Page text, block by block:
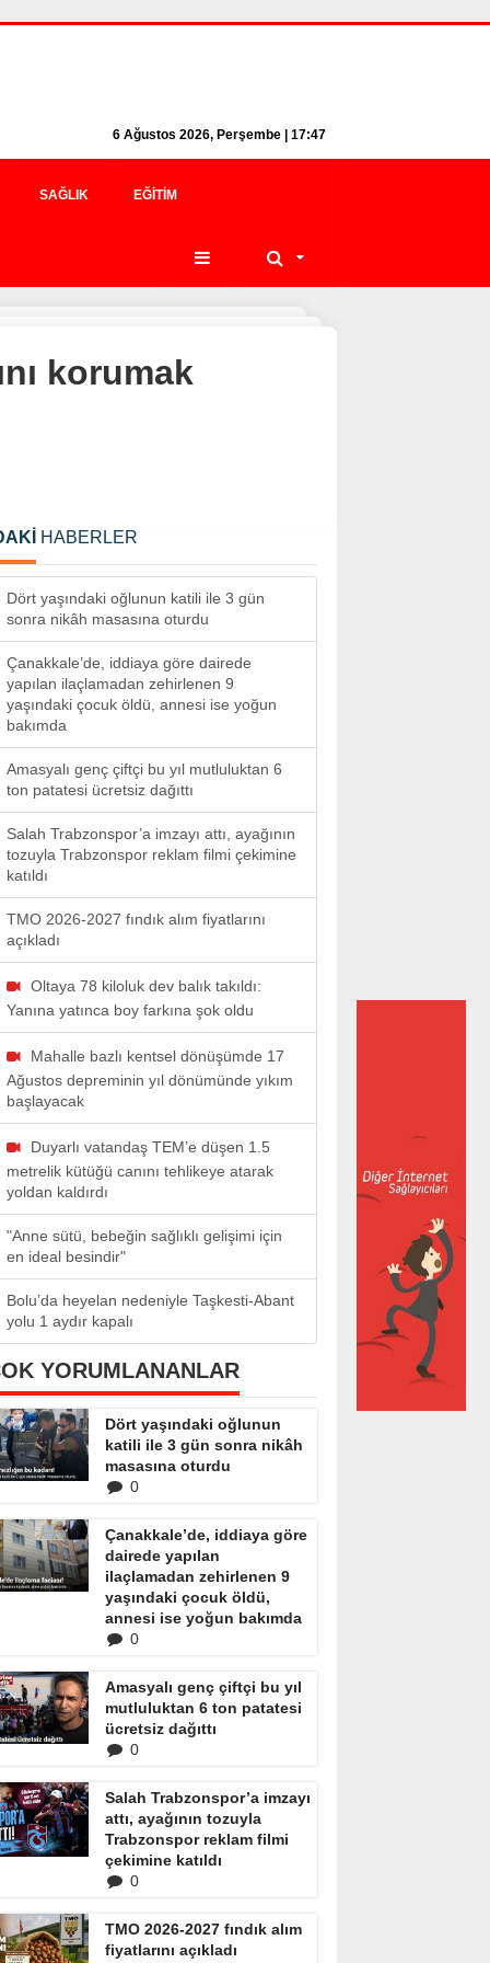
6 Ağustos 2026, Perşembe | 17:47
SAĞLIK EĞITIM
korumak
HABERLER
Dört yaşındaki oğlunun katili ile 3 gün
sonra nikâh masasına oturdu
Çanakkale’de, iddiaya göre dairede
yapılan ilaçlamadan zehirlenen 9
yaşındaki çocuk öldü, annesi ise yoğun
bakımda
Amasyalı genç çiftçi bu yıl mutluluktan 6
ton patatesi ücretsiz dağıttı
Salah Trabzonspor’a imzayı attı, ayağının
tozuyla Trabzonspor reklam filmi çekimine
katıldı
TMO 2026-2027 fındık alım fiyatlarını
açıkladı
Oltaya 78 kiloluk dev balık takıldı:
Yanına yatınca boy farkına şok oldu
Mahalle bazlı kentsel dönüşümde 17
Ağustos depreminin yıl dönümünde yıkım
başlayacak
Duyarlı vatandaş TEM’e düşen 1.5
metrelik kütüğü canını tehlikeye atarak
yoldan kaldırdı
"Anne sütü, bebeğin sağlıklı gelişimi için
en ideal besindir"
Bolu’da heyelan nedeniyle Taşkesti-Abant
yolu 1 aydır kapalı
YORUMLANANLAR
Dört yaşındaki oğlunun
katili ile 3 gün sonra nikâh
masasına oturdu
0
Çanakkale’de, iddiaya göre
dairede yapılan
ilaçlamadan zehirlenen 9
yaşındaki çocuk öldü,
annesi ise yoğun bakımda
0
Amasyalı genç çiftçi bu yıl
mutluluktan 6 ton patatesi
ücretsiz dağıttı
0
Salah Trabzonspor’a imzayı
attı, ayağının tozuyla
Trabzonspor reklam filmi
çekimine katıldı
0
TMO 2026-2027 fındık alım
fiyatlarını açıkladı